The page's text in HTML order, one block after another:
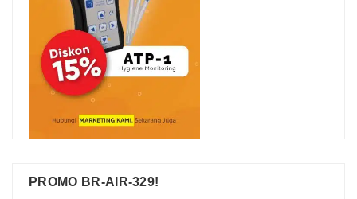
PROMO BR-AIR-329!